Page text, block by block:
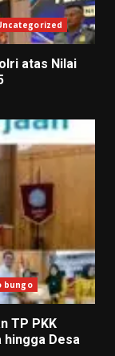
atas Nilai
bungo
TP PKK
hingga Desa